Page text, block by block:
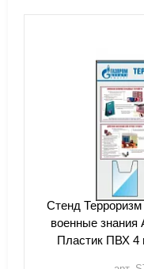
Стенд Терроризм
военные знания
Пластик ПВХ